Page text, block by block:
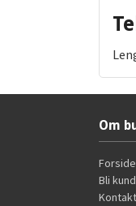
Om
Forside
Bli